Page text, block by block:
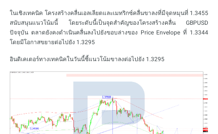
ในเชิงเทคนิค โครงสร้างคลื่นเอลเลียตและเมทริกซ์คลื่นขาลงที่มีจุดหมุนที่ 1.3455
สนับสนุนแนวโน้มนี้ โดยระดับนี้เป็นจุดสำคัญของโครงสร้างคลื่น GBPUSD
ปัจจุบัน ตลาดยังคงดำเนินคลื่นลงไปยังขอบล่างของ Price Envelope ที่ 1.3344
โดยมีโอกาสขยายต่อไปยัง 1.3295
อินดิเคเตอร์ทางเทคนิคในวันนี้ชี้แนวโน้มขาลงต่อไปยัง 1.3295